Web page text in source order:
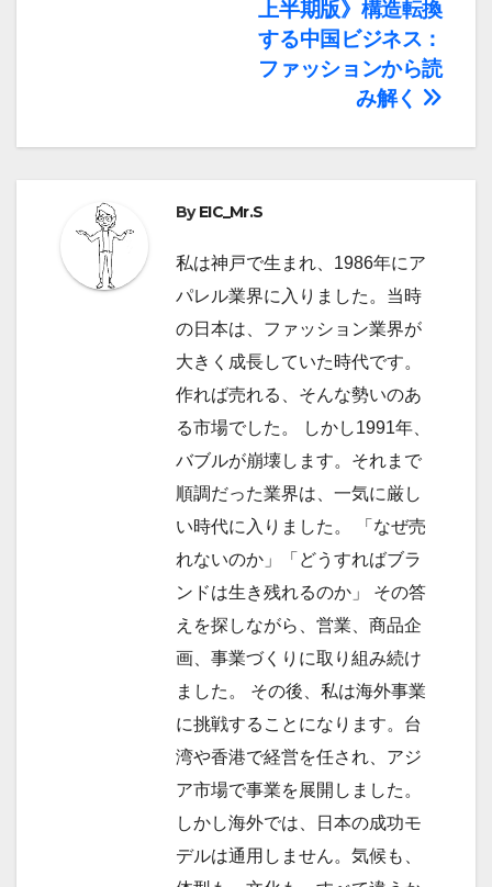
ゲ
シ
ョ
上半期版》構造転換
する中国ビジネス：
ファッションから読
み解く
ByEIC_Mr.S
私は神戸で生まれ、1986年にア
パレル業界に入りました。当時
の日本は、ファッション業界が
大きく成長していた時代です。
作れば売れる、そんな勢いのあ
る市場でした。 しかし1991年、
バブルが崩壊します。それまで
順調だった業界は、一気に厳し
い時代に入りました。 「なぜ売
れないのか」「どうすればブラ
ンドは生き残れるのか」 その答
えを探しながら、営業、商品企
画、事業づくりに取り組み続け
ました。 その後、私は海外事業
に挑戦することになります。台
湾や香港で経営を任され、アジ
ア市場で事業を展開しました。
しかし海外では、日本の成功モ
デルは通用しません。気候も、